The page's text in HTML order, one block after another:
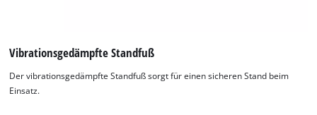
Vibrationsgedämpfte Standfuß
Der vibrationsgedämpfte Standfuß sorgt für einen sicheren Stand beim
Einsatz.